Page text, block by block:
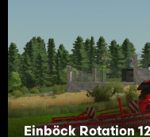
Einböck Rotation